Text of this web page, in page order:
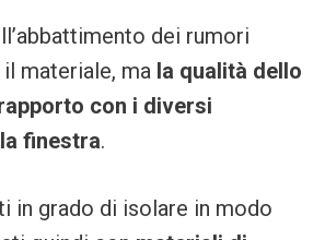
dei rumori
materiale, ma la qualità dello
con i diversi
finestra.
in grado di isolare in modo